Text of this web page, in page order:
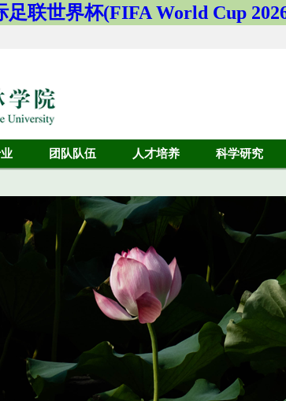
足联世界杯(FIFA World Cup
团队队伍 人才培养 科学研究